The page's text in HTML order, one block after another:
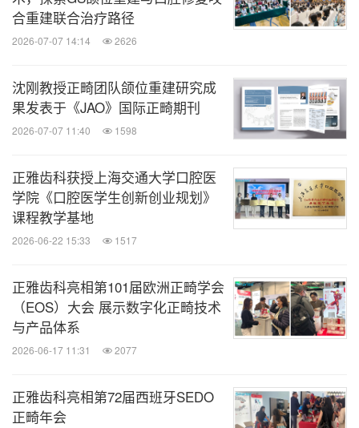
合重建联合治疗路径
2026-07-07 14:14 2626
沈刚教授正畸团队颌位重建研究成
果发表于《JAO》国际正畸期刊
2026-07-07 11:40 1598
正雅齿科获授上海交通大学口腔医
学院《口腔医学生创新创业规划》
课程教学基地
2026-06-22 15:33 1517
正雅齿科亮相第101届欧洲正畸学会
（EOS）大会 展示数字化正畸技术
与产品体系
2026-06-17 11:31 2077
正雅齿科亮相第72届西班牙SEDO
正畸年会